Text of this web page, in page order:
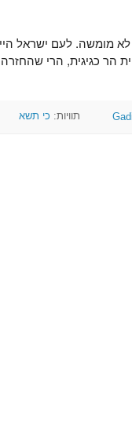
לא מומשה. לעם ישראל
הר כגיגית, הרי
תוויות: כי תשא